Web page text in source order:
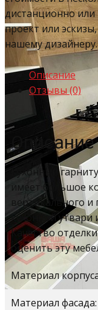
дистанционно или
проект или
нашему дизайнеру.
Описание
Отзывы (0)
Описание
Кухонный
имеет большое
вертикального и
кухонной утвари
Качество
оценить эту
Материал
Материал